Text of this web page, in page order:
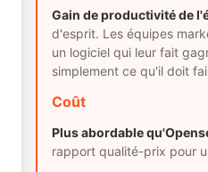
Gain de productivité de
d'esprit. Les équipes
un logiciel qui leur fait
simplement ce qu'il doit
Coût
Plus abordable
rapport qualité-prix pour